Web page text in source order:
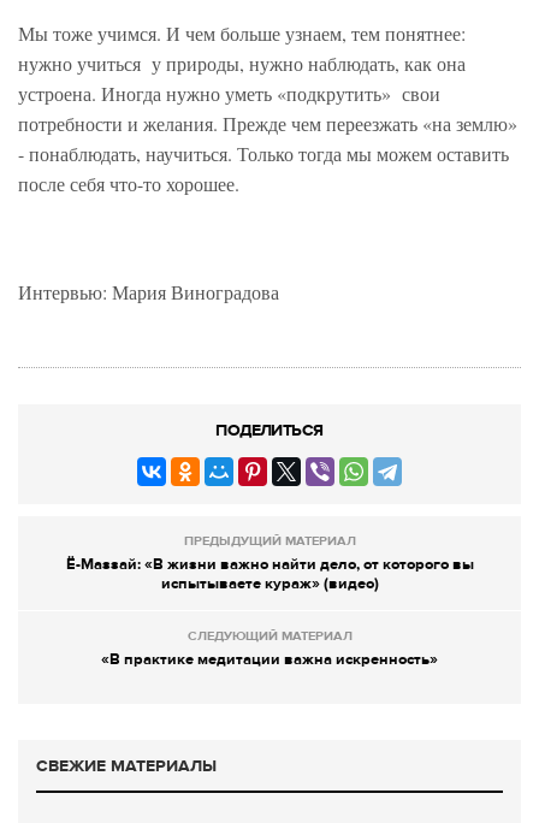
Мы тоже учимся. И чем больше узнаем, тем понятнее:
нужно учиться у природы, нужно наблюдать, как она
устроена. Иногда нужно уметь «подкрутить» свои
потребности и желания. Прежде чем переезжать «на землю»
- понаблюдать, научиться. Только тогда мы можем оставить
после себя что-то хорошее.
Интервью: Мария Виноградова
ПОДЕЛИТЬСЯ
ПРЕДЫДУЩИЙ МАТЕРИАЛ
Ё-Маззай: «В жизни важно найти дело, от которого вы
испытываете кураж» (видео)
СЛЕДУЮЩИЙ МАТЕРИАЛ
«В практике медитации важна искренность»
СВЕЖИЕ МАТЕРИАЛЫ